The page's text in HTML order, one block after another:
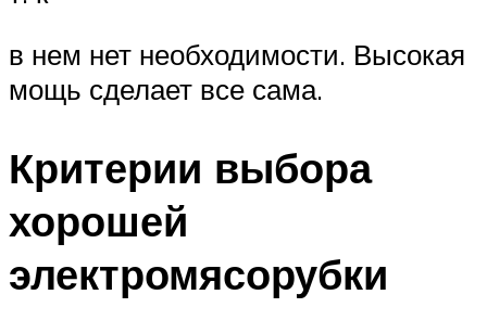
в нем нет необходимости. Высокая
мощь сделает все сама.
Критерии выбора
хорошей
электромясорубки